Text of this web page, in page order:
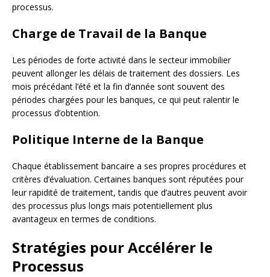
processus.
Charge de Travail de la Banque
Les périodes de forte activité dans le secteur immobilier
peuvent allonger les délais de traitement des dossiers. Les
mois précédant l’été et la fin d’année sont souvent des
périodes chargées pour les banques, ce qui peut ralentir le
processus d’obtention.
Politique Interne de la Banque
Chaque établissement bancaire a ses propres procédures et
critères d’évaluation. Certaines banques sont réputées pour
leur rapidité de traitement, tandis que d’autres peuvent avoir
des processus plus longs mais potentiellement plus
avantageux en termes de conditions.
Stratégies pour Accélérer le
Processus